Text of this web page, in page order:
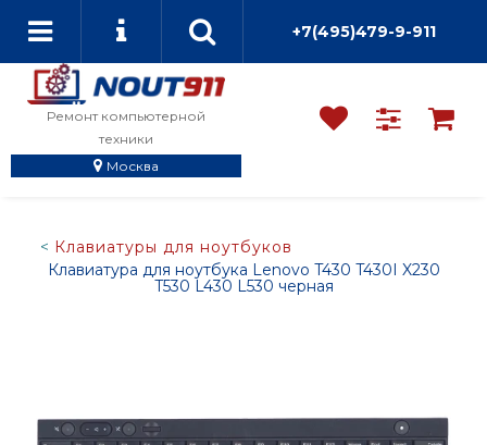
+7(495)479-9-911
Ремонт компьютерной
техники
Москва
Клавиатуры для ноутбуков
Клавиатура для ноутбука Lenovo T430 T430I X230
T530 L430 L530 черная